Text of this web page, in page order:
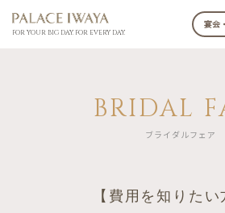
FOR YOUR BIG DAY. FOR EVERY DAY.
宴会
BRIDAL
ブライダルフェア
【費用を知りたい